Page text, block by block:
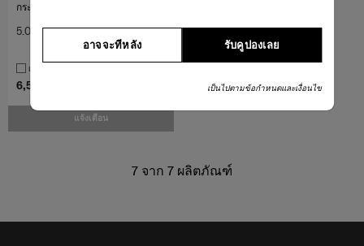
รับคูปองเลย
อาจจะทีหลัง
เป็นไปตามข้อกำหนดและเงื่อนไข
6,500 บาท
แจ้งเตือน
กระเป๋าเป้
5.0 (3)
เปรียบเทียบ
7 จาก 7 ผลิตภัณฑ์